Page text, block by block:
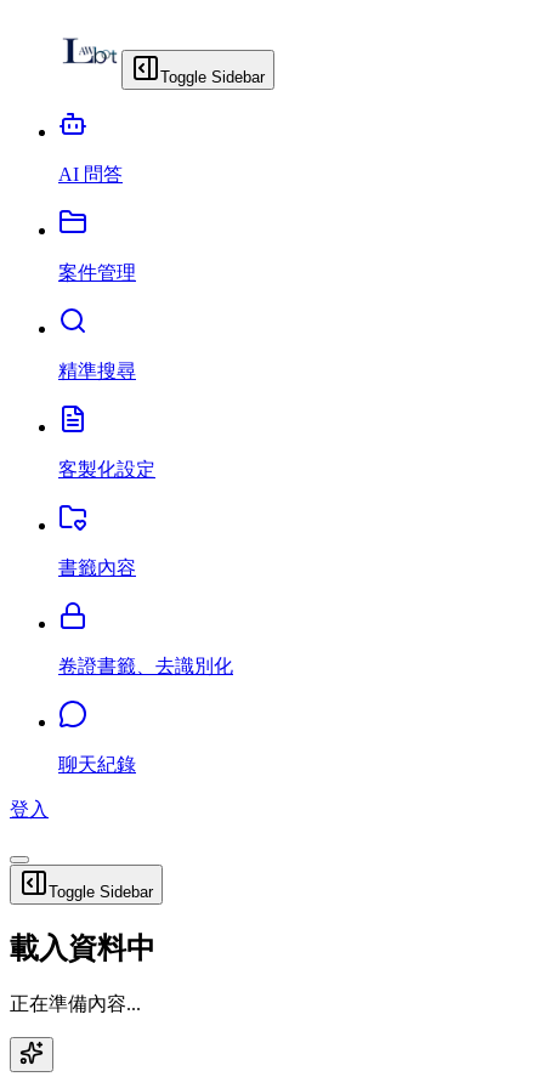
Toggle Sidebar
AI 問答
案件管理
精準搜尋
客製化設定
書籤內容
卷證書籤、去識別化
聊天紀錄
登入
Toggle Sidebar
載入資料中
正在準備內容...